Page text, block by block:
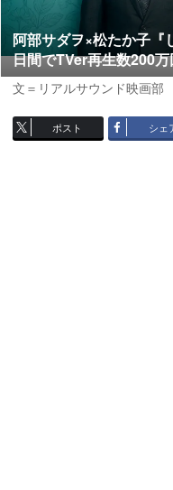
阿部サダヲ×松たか子『
日間でTVer再生数200
文＝リアルサウンド映画部
ポスト シェ